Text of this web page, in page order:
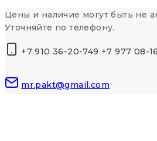
Перейти
к
Цены и наличие могут быть не
Уточняйте по телефону.
+7 910 36-20-749 +7 977 08-
mr.pakt@gmail.com